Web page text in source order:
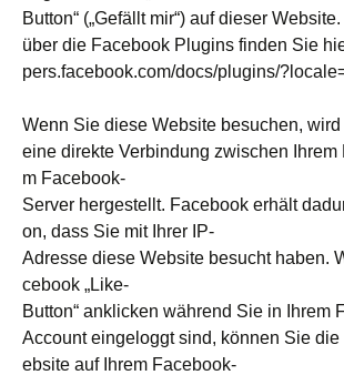
Button“ („Gefällt mir“) auf dieser
über die Facebook Plugins finden Sie
pers.facebook.com/docs/plugins/
Wenn Sie diese Website besuchen,
eine direkte Verbindung zwischen Ihrem
m Facebook-
Server hergestellt. Facebook erhält
on, dass Sie mit Ihrer IP-
Adresse diese Website besucht haben.
cebook „Like-
Button“ anklicken während Sie in Ihrem
Account eingeloggt sind, können Sie
ebsite auf Ihrem Facebook-